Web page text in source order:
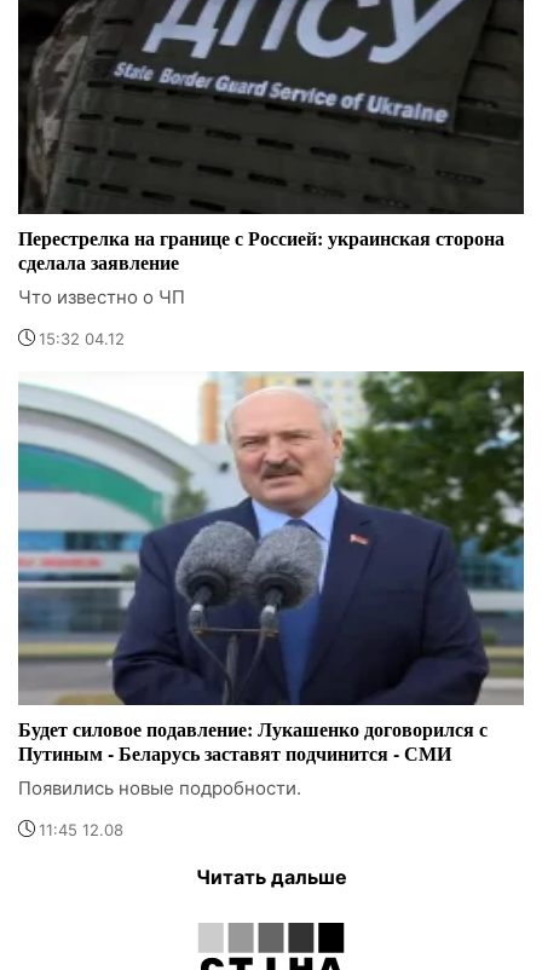
Перестрелка на границе с Россией: украинская сторона
сделала заявление
Что известно о ЧП
15:32 04.12
Будет силовое подавление: Лукашенко договорился с
Путиным - Беларусь заставят подчинится - СМИ
Появились новые подробности.
11:45 12.08
Читать дальше